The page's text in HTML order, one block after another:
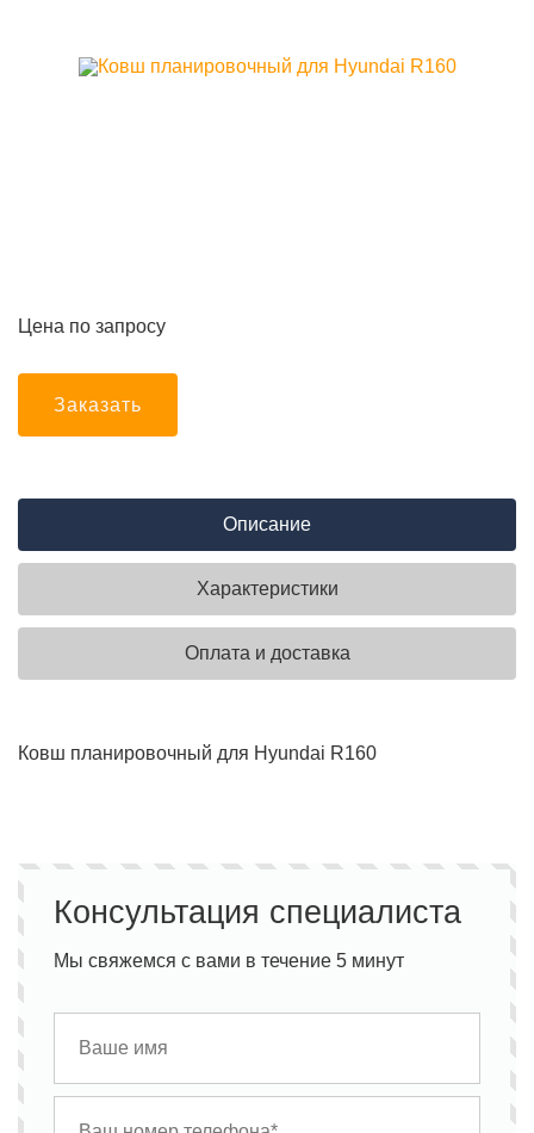
Цена по запросу
Заказать
Описание
Характеристики
Оплата и доставка
Ковш планировочный для Hyundai R160
Консультация специалиста
Мы свяжемся с вами в течение 5 минут